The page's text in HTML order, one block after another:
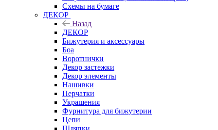
Схемы на бумаге
ДЕКОР
Назад
ДЕКОР
Бижутерия и аксессуары
Боа
Воротнички
Декор застежки
Декор элементы
Нашивки
Перчатки
Украшения
Фурнитура для бижутерии
Цепи
Шляпки